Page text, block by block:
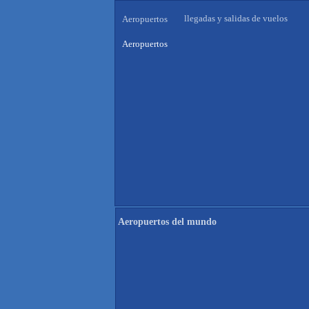
Aeropuertos llegadas y salidas de vuelos
Aeropuertos
Aeropuertos del mundo